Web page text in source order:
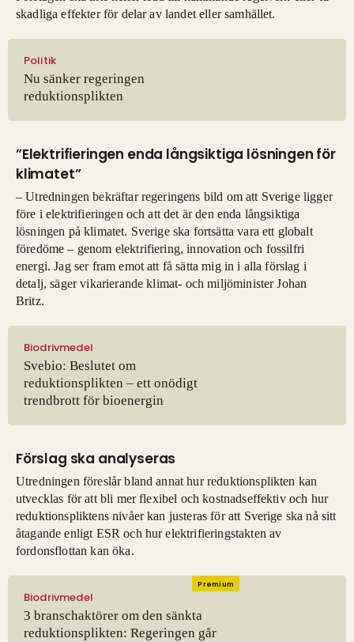
skadliga effekter för delar av landet eller samhället.
Politik
Nu sänker regeringen
reduktionsplikten
”Elektrifieringen enda långsiktiga lösningen för
klimatet”
– Utredningen bekräftar regeringens bild om att Sverige ligger
före i elektrifieringen och att det är den enda långsiktiga
lösningen på klimatet. Sverige ska fortsätta vara ett globalt
föredöme – genom elektrifiering, innovation och fossilfri
energi. Jag ser fram emot att få sätta mig in i alla förslag i
detalj, säger vikarierande klimat- och miljöminister Johan
Britz.
Biodrivmedel
Svebio: Beslutet om
reduktionsplikten – ett onödigt
trendbrott för bioenergin
Förslag ska analyseras
Utredningen föreslår bland annat hur reduktionsplikten kan
utvecklas för att bli mer flexibel och kostnadseffektiv och hur
reduktionspliktens nivåer kan justeras för att Sverige ska nå sitt
åtagande enligt ESR och hur elektrifieringstakten av
fordonsflottan kan öka.
Premium
Biodrivmedel
3 branschaktörer om den sänkta
reduktionsplikten: Regeringen går